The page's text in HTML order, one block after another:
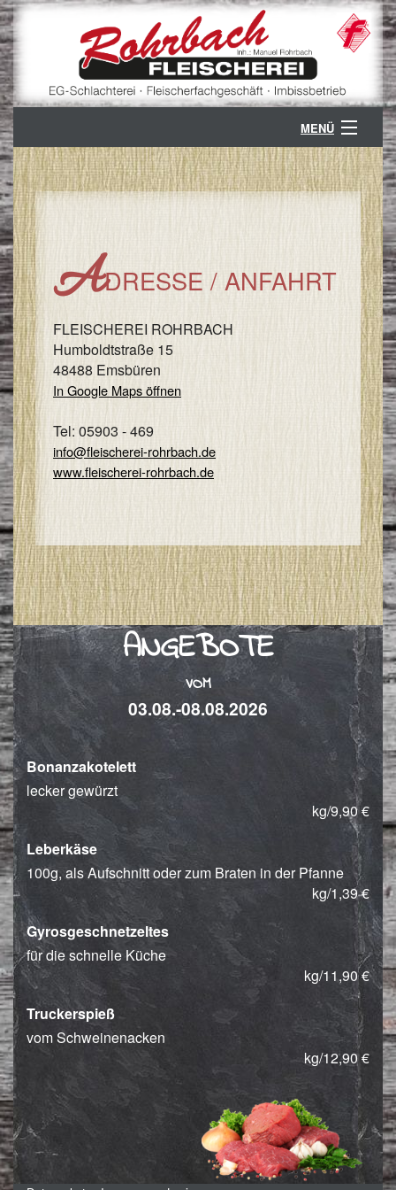
MENÜ
ÜBER UNS
/
/
&
/
PARTNER
ADRESSE / ANFAHRT
FLEISCHEREI ROHRBACH
Humboldtstraße 15
48488 Emsbüren
In Google Maps öffnen
Tel: 05903 - 469
info@fleischerei-rohrbach.de
www.fleischerei-rohrbach.de
ANGEBOTE
VOM
03.08.-08.08.2026
Bonanzakotelett
lecker gewürzt
kg/9,90 €
Leberkäse
100g, als Aufschnitt oder zum Braten in der Pfanne
kg/1,39 €
Gyrosgeschnetzeltes
für die schnelle Küche
kg/11,90 €
Truckerspieß
vom Schweinenacken
kg/12,90 €